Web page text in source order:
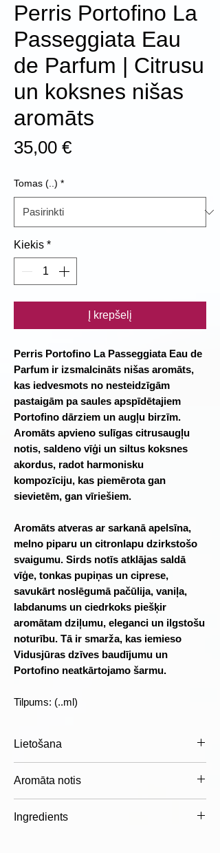
Perris Portofino La
Passeggiata Eau
de Parfum | Citrusu
un koksnes nišas
aromāts
35,00 €Price
Tomas (..) *
Kiekis *
Į krepšelį
Perris Portofino La Passeggiata Eau de
Parfum ir izsmalcināts nišas aromāts,
kas iedvesmots no nesteidzīgām
pastaigām pa saules apspīdētajiem
Portofino dārziem un augļu birzīm.
Aromāts apvieno sulīgas citrusaugļu
notis, saldeno vīģi un siltus koksnes
akordus, radot harmonisku
kompozīciju, kas piemērota gan
sievietēm, gan vīriešiem.
Aromāts atveras ar sarkanā apelsīna,
melno piparu un citronlapu dzirkstošo
svaigumu. Sirds notīs atklājas saldā
vīģe, tonkas pupiņas un ciprese,
savukārt noslēgumā pačūlija, vaniļa,
labdanums un ciedrkoks piešķir
aromātam dziļumu, eleganci un ilgstošu
noturību. Tā ir smarža, kas iemieso
Vidusjūras dzīves baudījumu un
Portofino neatkārtojamo šarmu.
Tilpums: (..ml)
Lietošana
pulsa punktos – uz kakla, plaukstu
saglabātos ilgāk, uzklājiet to uz
Aromāta notis
Augšējās notis
Ingredients